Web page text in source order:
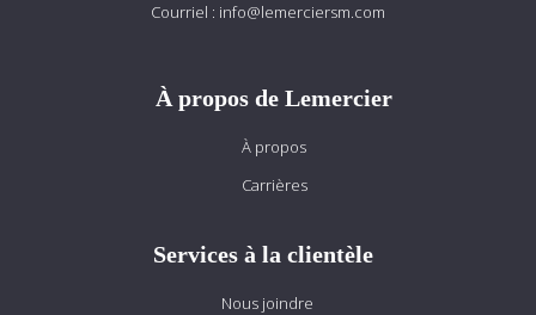
Courriel : info@lemerciersm.com
À propos de Lemercier
À propos
Carrières
Services à la clientèle
Nous joindre